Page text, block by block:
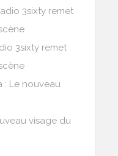
3sixty remet
3sixty remet
: Le nouveau
visage du